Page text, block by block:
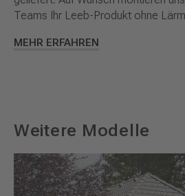
Teams Ihr Leeb-Produkt ohne
MEHR ERFAHREN
Weitere Modelle